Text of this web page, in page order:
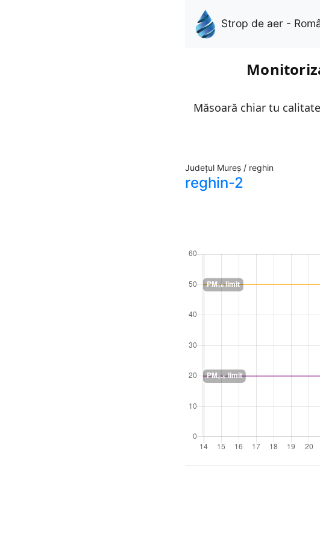
Strop de aer -
Măsoară chiar tu
Județul Mureș / reghin
reghin-2